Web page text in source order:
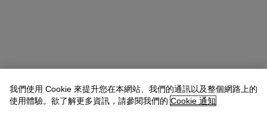
我們使用 Cookie 來提升您在本網站、我們的通訊以及整個網路上的
使用體驗。欲了解更多資訊，請參閱我們的 Cookie 通知